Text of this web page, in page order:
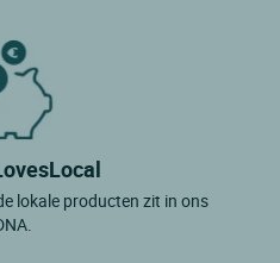
lokale producten zit in ons